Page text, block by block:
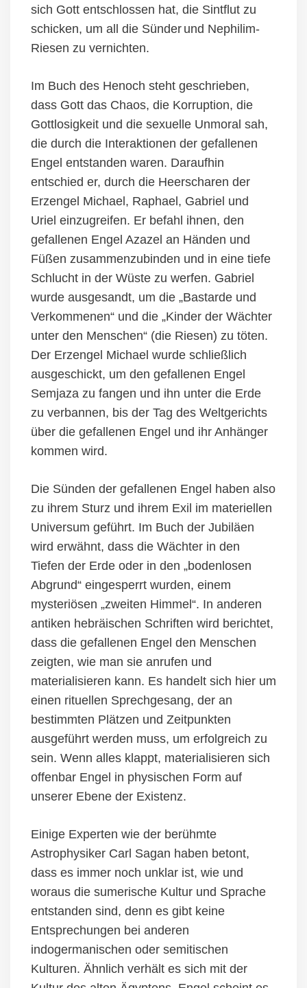
sich Gott entschlossen hat, die Sintflut zu
schicken, um all die Sünder und Nephilim-
Riesen zu vernichten.
Im Buch des Henoch steht geschrieben,
dass Gott das Chaos, die Korruption, die
Gottlosigkeit und die sexuelle Unmoral sah,
die durch die Interaktionen der gefallenen
Engel entstanden waren. Daraufhin
entschied er, durch die Heerscharen der
Erzengel Michael, Raphael, Gabriel und
Uriel einzugreifen. Er befahl ihnen, den
gefallenen Engel Azazel an Händen und
Füßen zusammenzubinden und in eine tiefe
Schlucht in der Wüste zu werfen. Gabriel
wurde ausgesandt, um die „Bastarde und
Verkommenen“ und die „Kinder der Wächter
unter den Menschen“ (die Riesen) zu töten.
Der Erzengel Michael wurde schließlich
ausgeschickt, um den gefallenen Engel
Semjaza zu fangen und ihn unter die Erde
zu verbannen, bis der Tag des Weltgerichts
über die gefallenen Engel und ihr Anhänger
kommen wird.
Die Sünden der gefallenen Engel haben also
zu ihrem Sturz und ihrem Exil im materiellen
Universum geführt. Im Buch der Jubiläen
wird erwähnt, dass die Wächter in den
Tiefen der Erde oder in den „bodenlosen
Abgrund“ eingesperrt wurden, einem
mysteriösen „zweiten Himmel“. In anderen
antiken hebräischen Schriften wird berichtet,
dass die gefallenen Engel den Menschen
zeigten, wie man sie anrufen und
materialisieren kann. Es handelt sich hier um
einen rituellen Sprechgesang, der an
bestimmten Plätzen und Zeitpunkten
ausgeführt werden muss, um erfolgreich zu
sein. Wenn alles klappt, materialisieren sich
offenbar Engel in physischen Form auf
unserer Ebene der Existenz.
Einige Experten wie der berühmte
Astrophysiker Carl Sagan haben betont,
dass es immer noch unklar ist, wie und
woraus die sumerische Kultur und Sprache
entstanden sind, denn es gibt keine
Entsprechungen bei anderen
indogermanischen oder semitischen
Kulturen. Ähnlich verhält es sich mit der